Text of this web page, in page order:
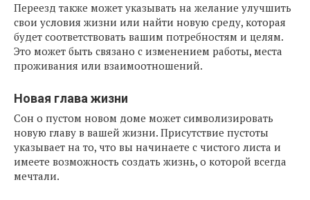
Переезд также может указывать на желание улучшить
свои условия жизни или найти новую среду, которая
будет соответствовать вашим потребностям и целям.
Это может быть связано с изменением работы, места
проживания или взаимоотношений.
Новая глава жизни
Сон о пустом новом доме может символизировать
новую главу в вашей жизни. Присутствие пустоты
указывает на то, что вы начинаете с чистого листа и
имеете возможность создать жизнь, о которой всегда
мечтали.